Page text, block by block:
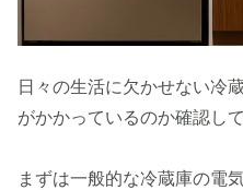
日々の生活に欠かせない冷
がかかっているのか確認し
まずは一般的な冷蔵庫の電